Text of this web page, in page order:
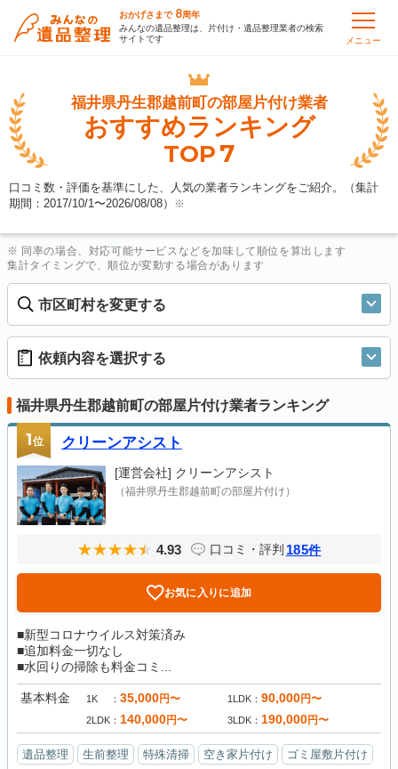
おかげさまで 8周年
みんなの遺品整理は、片付け・遺品整理業者の検索
サイトです
メニュー
福井県丹生郡越前町の部屋片付け業者
おすすめランキング
TOP7
口コミ数・評価を基準にした、人気の業者ランキングをご紹介。（集計
期間：2017/10/1〜2026/08/08） ※
※ 同率の場合、対応可能サービスなどを加味して順位を算出します
集計タイミングで、順位が変動する場合があります
市区町村を変更する
依頼内容を選択する
福井県丹生郡越前町の部屋片付け業者ランキング
1位 クリーンアシスト
[運営会社] クリーンアシスト
（福井県丹生郡越前町の部屋片付け）
4.93 口コミ・評判 185件
お気に入りに追加
■新型コロナウイルス対策済み
■追加料金一切なし
■水回りの掃除も料金コミ...
基本料金 1K 35,000円〜 1LDK 90,000円〜
2LDK 140,000円〜 3LDK 190,000円〜
遺品整理 生前整理 特殊清掃 空き家片付け
ゴミ屋敷片付け